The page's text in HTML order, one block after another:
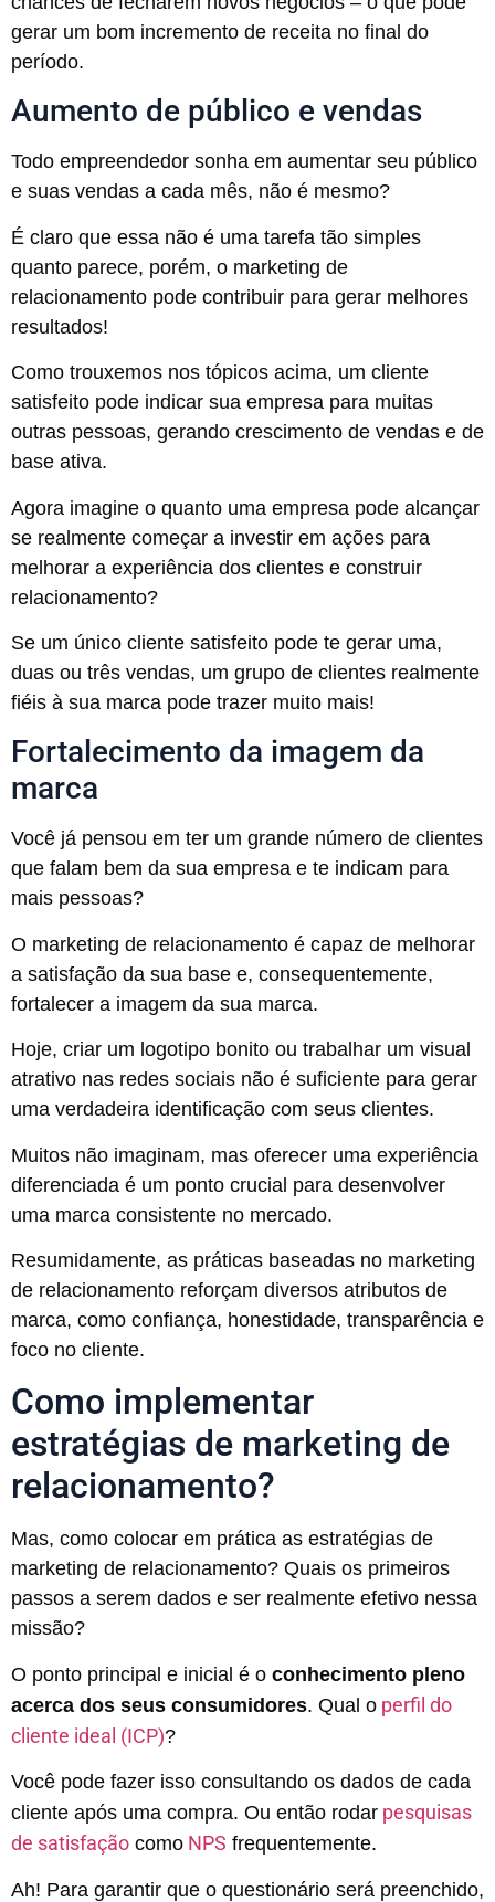
gerar um bom incremento de receita no final do
período.
Aumento de público e vendas
Todo empreendedor sonha em aumentar seu público
e suas vendas a cada mês, não é mesmo?
É claro que essa não é uma tarefa tão simples
quanto parece, porém, o marketing de
relacionamento pode contribuir para gerar melhores
resultados!
Como trouxemos nos tópicos acima, um cliente
satisfeito pode indicar sua empresa para muitas
outras pessoas, gerando crescimento de vendas e de
base ativa.
Agora imagine o quanto uma empresa pode alcançar
se realmente começar a investir em ações para
melhorar a experiência dos clientes e construir
relacionamento?
Se um único cliente satisfeito pode te gerar uma,
duas ou três vendas, um grupo de clientes realmente
fiéis à sua marca pode trazer muito mais!
Fortalecimento da imagem da
marca
Você já pensou em ter um grande número de clientes
que falam bem da sua empresa e te indicam para
mais pessoas?
O marketing de relacionamento é capaz de melhorar
a satisfação da sua base e, consequentemente,
fortalecer a imagem da sua marca.
Hoje, criar um logotipo bonito ou trabalhar um visual
atrativo nas redes sociais não é suficiente para gerar
uma verdadeira identificação com seus clientes.
Muitos não imaginam, mas oferecer uma experiência
diferenciada é um ponto crucial para desenvolver
uma marca consistente no mercado.
Resumidamente, as práticas baseadas no marketing
de relacionamento reforçam diversos atributos de
marca, como confiança, honestidade, transparência e
foco no cliente.
Como implementar
estratégias de marketing de
relacionamento?
Mas, como colocar em prática as estratégias de
marketing de relacionamento? Quais os primeiros
passos a serem dados e ser realmente efetivo nessa
missão?
O ponto principal e inicial é o conhecimento pleno
acerca dos seus consumidores. Qual o perfil do
cliente ideal (ICP)?
Você pode fazer isso consultando os dados de cada
cliente após uma compra. Ou então rodar pesquisas
de satisfação como NPS frequentemente.
Ah! Para garantir que o questionário será preenchido,